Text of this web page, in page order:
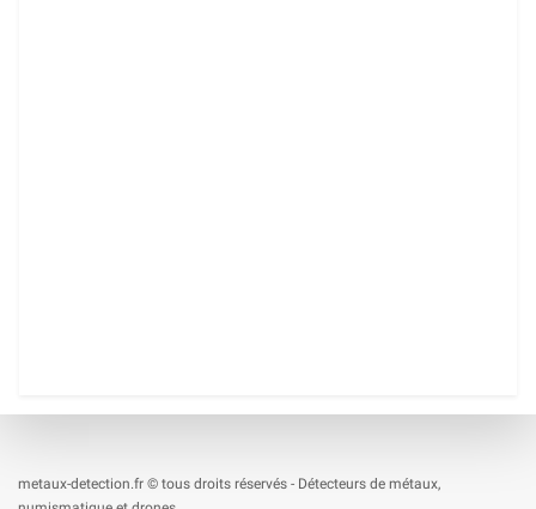
metaux-detection.fr © tous droits réservés - Détecteurs de métaux,